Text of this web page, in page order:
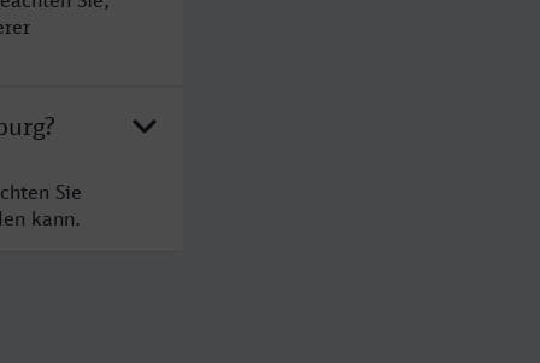
Sie
kann.